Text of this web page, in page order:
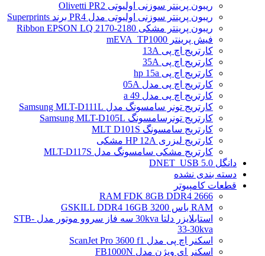
ریبون پرینتر سوزنی اولیوتی Olivetti PR2
ریبون پرینتر سوزنی اولیوتی مدل PR4 برند Superprints
ریبون پرینتر مشکی Ribbon EPSON LQ 2170-2180
فیش پرینتر mEVA_TP1000
کارتریج اچ پی 13A
کارتریج اچ پی 35A
کارتریج اچ پی hp 15a
کارتریج اچ پی مدل 05A
کارتریج اچ پی مدل 49 a
کارتریج تونر سامسونگ مدل Samsung MLT-D111L
کارتریج تونرسامسونگ Samsung MLT-D105L
کارتریج سامسونگ MLT D101S
کارتریج لیزری HP 12A مشکی
کارتریج مشکی سامسونگ مدل MLT-D117S
دانگل DNET_USB 5.0
دسته بندی نشده
قطعات کامپیوتر
RAM FDK 8GB DDR4 2666
RAM باس 3200 GSKILL DDR4 16GB
استابلایزر دلتا 30kva سه فاز سروو موتور مدل STB-
33-30kva
اسکنر اچ پی مدل ScanJet Pro 3600 f1
اسکنر ای ویژن مدل FB1000N